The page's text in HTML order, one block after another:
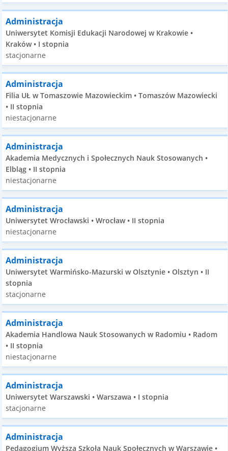
Administracja
Uniwersytet Komisji Edukacji Narodowej w Krakowie •
Kraków • I stopnia
stacjonarne
Administracja
Filia UŁ w Tomaszowie Mazowieckim • Tomaszów Mazowiecki
• II stopnia
niestacjonarne
Administracja
Akademia Medycznych i Społecznych Nauk Stosowanych •
Elbląg • II stopnia
niestacjonarne
Administracja
Uniwersytet Wrocławski • Wrocław • II stopnia
niestacjonarne
Administracja
Uniwersytet Warmińsko-Mazurski w Olsztynie • Olsztyn • II
stopnia
stacjonarne
Administracja
Akademia Handlowa Nauk Stosowanych w Radomiu • Radom
• II stopnia
niestacjonarne
Administracja
Uniwersytet Warszawski • Warszawa • I stopnia
stacjonarne
Administracja
Pedagogium Wyższa Szkoła Nauk Społecznych w Warszawie •